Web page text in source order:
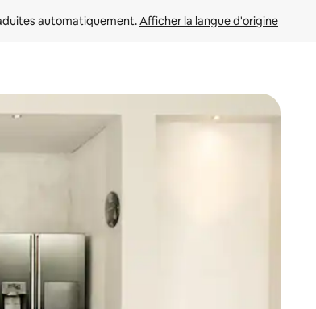
automatiquement. Afficher la langue d'origine